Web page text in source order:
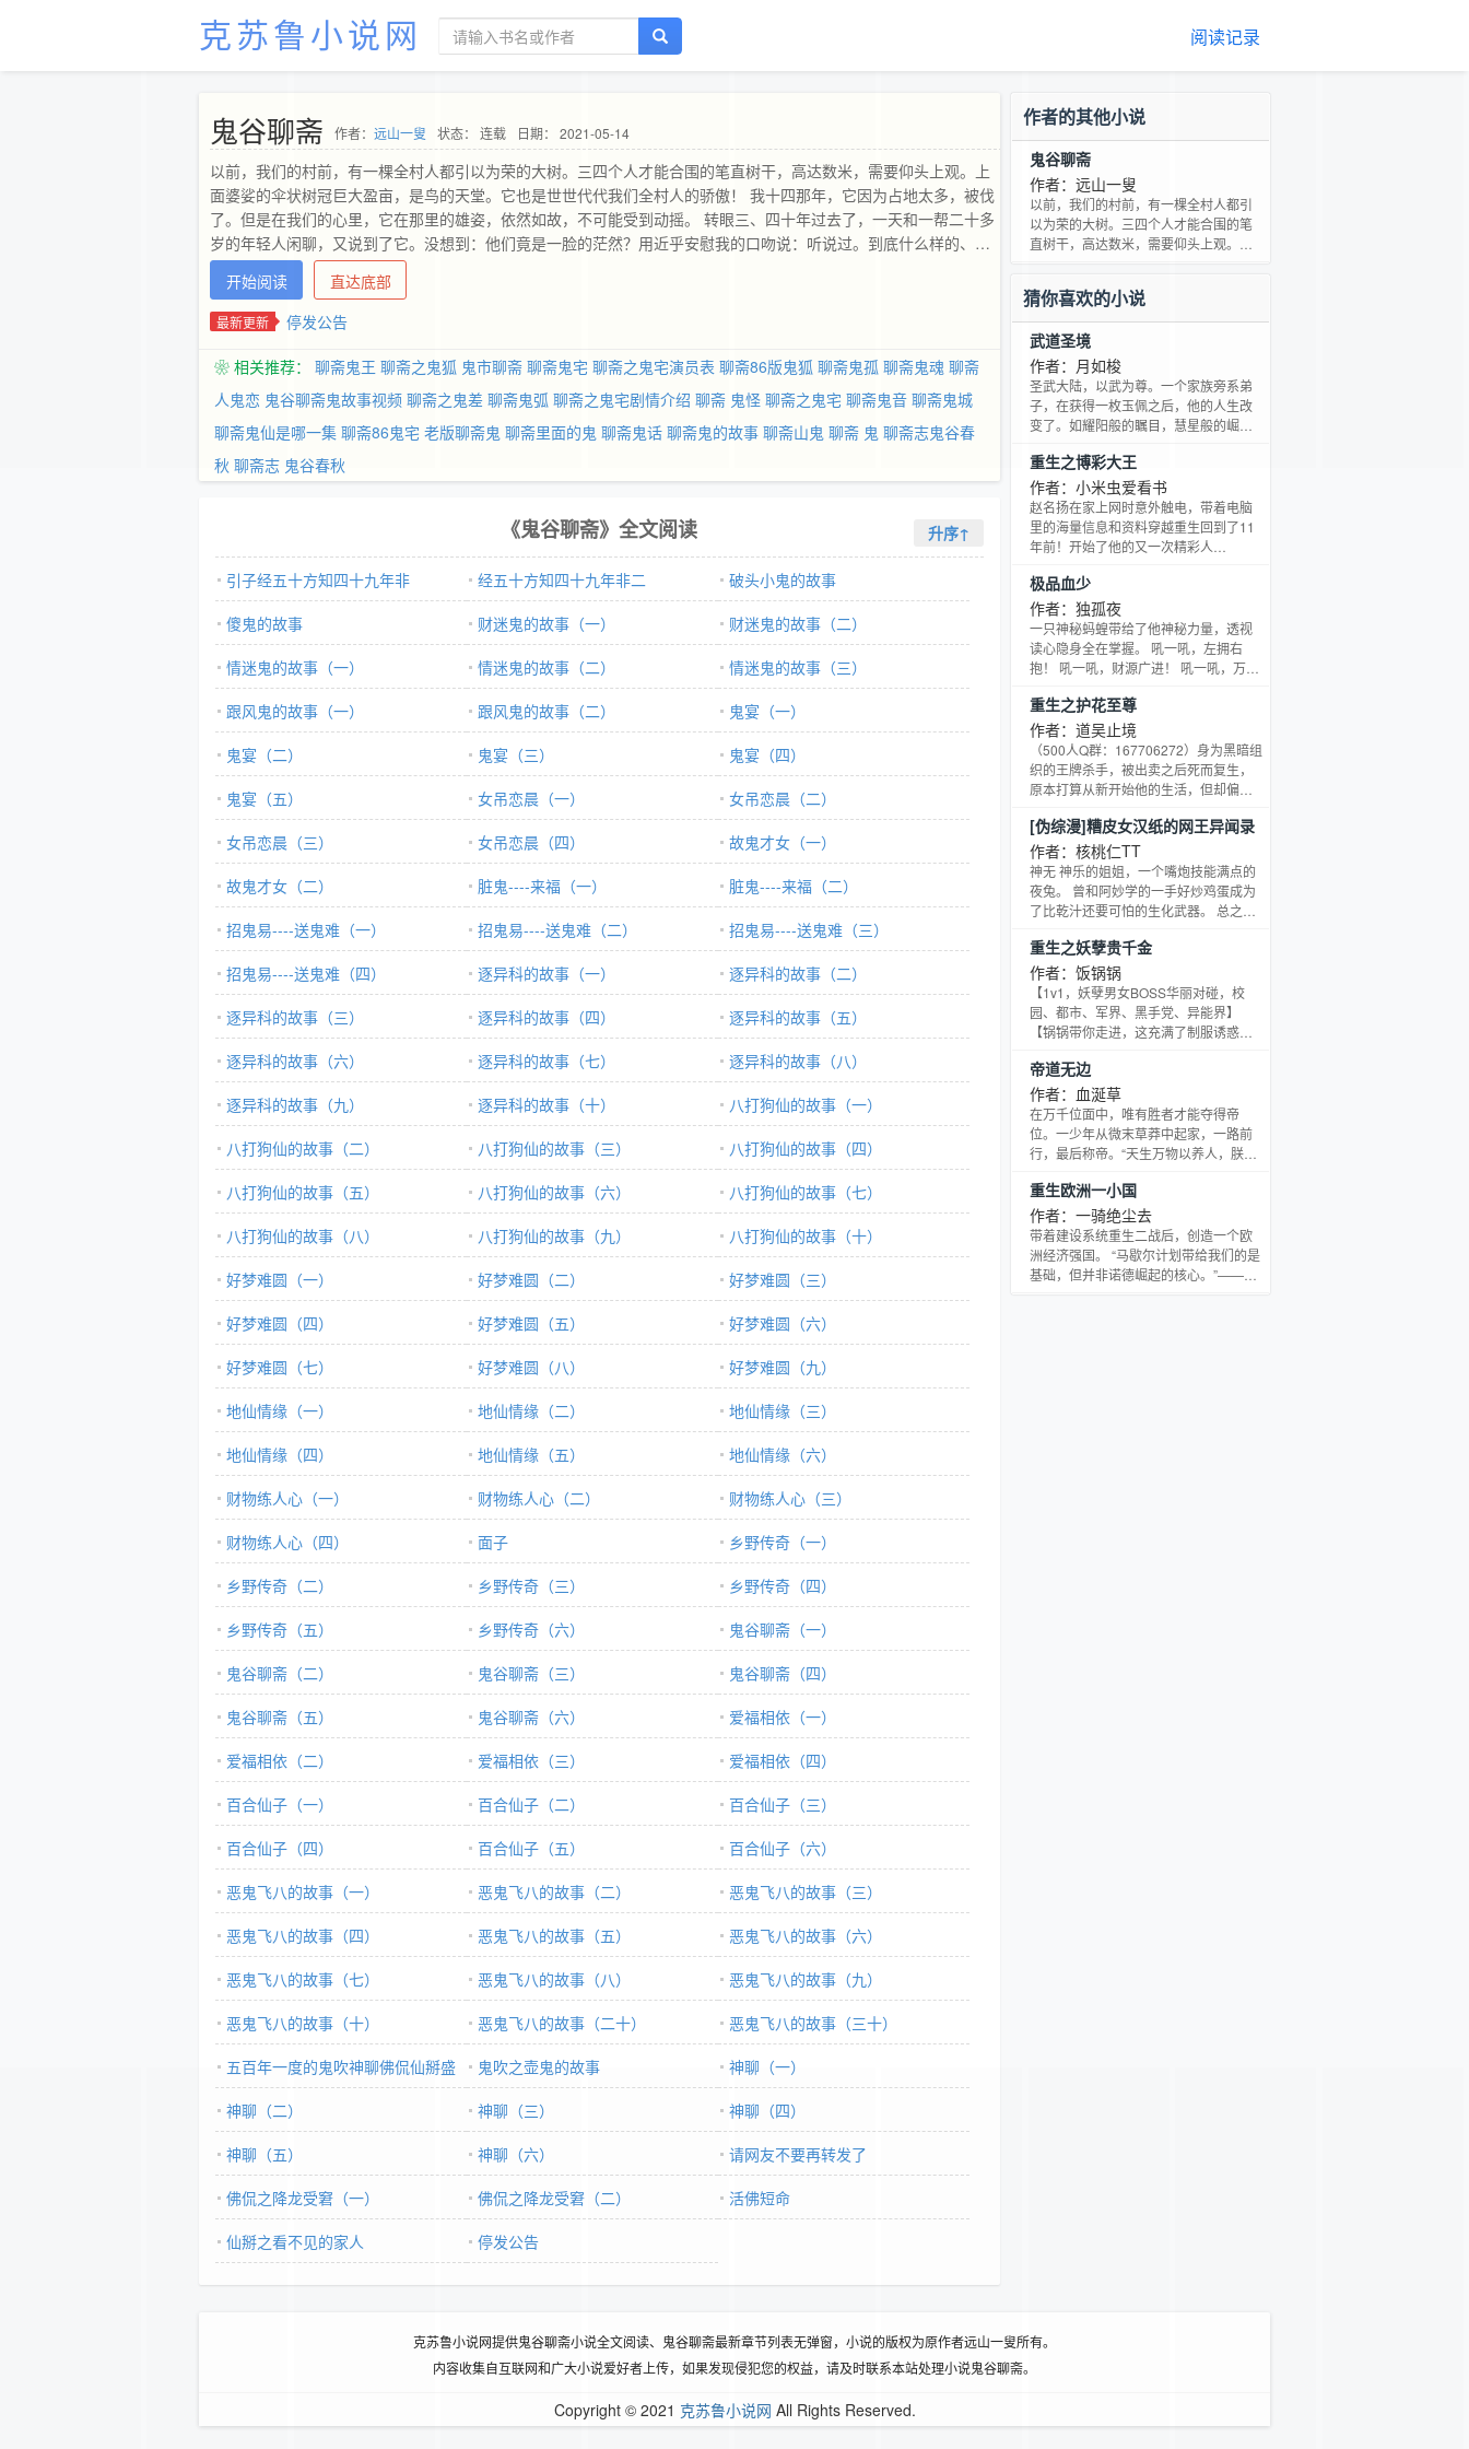
克苏鲁小说网 阅读记录
鬼谷聊斋 作者： 远山一叟 状态： 连载 日期： 2021-05-14
以前，我们的村前，有一棵全村人都引以为荣的大树。三四个人才能合围的笔直树干，高达数米，需要仰头上观。上
面婆娑的伞状树冠巨大盈亩，是鸟的天堂。它也是世世代代我们全村人的骄傲！ 我十四那年，它因为占地太多，被伐
了。但是在我们的心里，它在那里的雄姿，依然如故，不可能受到动摇。 转眼三、四十年过去了，一天和一帮二十多
岁的年轻人闲聊，又说到了它。没想到：他们竟是一脸的茫然？用近乎安慰我的口吻说：听说过。到底什么样的、在
哪里就不知道了。 我心里不由的一动，时间的流逝，美好的东西被带走的真快啊！也许，再过几十年，随着我们这些
亲眼见过它的雄姿，享受过它阴凉的人，全部的离去，在这里顶风傲雪千百的那棵大树，就将完全是传说了。 惋惜之
余，我联想到，我们这样穷乡僻壤里，不识字的先辈们，一代代口口相传的那些，传递文化和思想的民间故事，在如
彻底的忘掉了。 那将是多可惜的事啊，它们毕竟是前人生活的结晶，有许多可以借鉴，提醒我们，让生活过的更好的
东西&gt; 忙里偷闲，记下一点，给有时间，&gt;
开始阅读 直达底部
最新更新 停发公告
❀ 相关推荐： 聊斋鬼王 聊斋之鬼狐 鬼市聊斋 聊斋鬼宅 聊斋之鬼宅演员表 聊斋86版鬼狐 聊斋鬼孤 聊斋鬼魂 聊斋
人鬼恋 鬼谷聊斋鬼故事视频 聊斋之鬼差 聊斋鬼弧 聊斋之鬼宅剧情介绍 聊斋 鬼怪 聊斋之鬼宅 聊斋鬼音 聊斋鬼城
聊斋鬼仙是哪一集 聊斋86鬼宅 老版聊斋鬼 聊斋里面的鬼 聊斋鬼话 聊斋鬼的故事 聊斋山鬼 聊斋 鬼 聊斋志鬼谷春
秋 聊斋志 鬼谷春秋
《鬼谷聊斋》全文阅读 升序↑
引子经五十方知四十九年非 经五十方知四十九年非二
破头小鬼的故事
傻鬼的故事
财迷鬼的故事（一）
财迷鬼的故事（二）
情迷鬼的故事（一）
情迷鬼的故事（二）
情迷鬼的故事（三）
跟风鬼的故事（一）
跟风鬼的故事（二）
鬼宴（一）
鬼宴（二）
鬼宴（三）
鬼宴（四）
鬼宴（五）
女吊恋晨（一）
女吊恋晨（二）
女吊恋晨（三）
女吊恋晨（四）
故鬼才女（一）
故鬼才女（二）
脏鬼----来福（一）
脏鬼----来福（二）
招鬼易----送鬼难（一）
招鬼易----送鬼难（二）
招鬼易----送鬼难（三）
招鬼易----送鬼难（四）
逐异科的故事（一）
逐异科的故事（二）
逐异科的故事（三）
逐异科的故事（四）
逐异科的故事（五）
逐异科的故事（六）
逐异科的故事（七）
逐异科的故事（八）
逐异科的故事（九）
逐异科的故事（十）
八打狗仙的故事（一）
八打狗仙的故事（二）
八打狗仙的故事（三）
八打狗仙的故事（四）
八打狗仙的故事（五）
八打狗仙的故事（六）
八打狗仙的故事（七）
八打狗仙的故事（八）
八打狗仙的故事（九）
八打狗仙的故事（十）
好梦难圆（一）
好梦难圆（二）
好梦难圆（三）
好梦难圆（四）
好梦难圆（五）
好梦难圆（六）
好梦难圆（七）
好梦难圆（八）
好梦难圆（九）
地仙情缘（一）
地仙情缘（二）
地仙情缘（三）
地仙情缘（四）
地仙情缘（五）
地仙情缘（六）
财物练人心（一）
财物练人心（二）
财物练人心（三）
财物练人心（四）
面子
乡野传奇（一）
乡野传奇（二）
乡野传奇（三）
乡野传奇（四）
乡野传奇（五）
乡野传奇（六）
鬼谷聊斋（一）
鬼谷聊斋（二）
鬼谷聊斋（三）
鬼谷聊斋（四）
鬼谷聊斋（五）
鬼谷聊斋（六）
爱福相依（一）
爱福相依（二）
爱福相依（三）
爱福相依（四）
百合仙子（一）
百合仙子（二）
百合仙子（三）
百合仙子（四）
百合仙子（五）
百合仙子（六）
恶鬼飞八的故事（一）
恶鬼飞八的故事（二）
恶鬼飞八的故事（三）
恶鬼飞八的故事（四）
恶鬼飞八的故事（五）
恶鬼飞八的故事（六）
恶鬼飞八的故事（七）
恶鬼飞八的故事（八）
恶鬼飞八的故事（九）
恶鬼飞八的故事（十）
恶鬼飞八的故事（二十）
恶鬼飞八的故事（三十）
五百年一度的鬼吹神聊佛侃仙掰盛
会
鬼吹之壶鬼的故事
神聊（一）
神聊（二）
神聊（三）
神聊（四）
神聊（五）
神聊（六）
请网友不要再转发了
佛侃之降龙受窘（一）
佛侃之降龙受窘（二）
活佛短命
仙掰之看不见的家人
停发公告
作者的其他小说
鬼谷聊斋
作者：远山一叟
以前，我们的村前，有一棵全村人都引
以为荣的大树。三四个人才能合围的笔
直树干，高达数米，需要仰头上观。上
傲！ 我十四那年，它因为占地太多，被
伐了。但是在我们的心里，它在那里的
雄姿，依然如故，不可能受到动摇。 转
眼三、四十年过去了，一天和一帮二十
多岁的年轻人闲聊，又说到了它。没想
到：他们竟是一脸的茫然？用近乎安慰
我的口吻说：听说过。到底
猜你喜欢的小说
武道圣境
作者：月如梭
圣武大陆，以武为尊。一个家族旁系弟
子，在获得一枚玉佩之后，他的人生改
变了。如耀阳般的瞩目，慧星般的崛
获爱情。
重生之博彩大王
作者：小米虫爱看书
赵名扬在家上网时意外触电，带着电脑
里的海量信息和资料穿越重生回到了11
年前！开始了他的又一次精彩人
极品血少
作者：独孤夜
一只神秘蚂蝗带给了他神秘力量，透视
读心隐身全在掌握。 吼一吼，左拥右
抱！ 吼一吼，财源广进！ 吼一吼，万物
伴随永生，他叫做关晨！ 关晨语录：人
人皆道具，处处是舞台 群号：
125289826
重生之护花至尊
作者：道吴止境
（500人Q群：167706272）身为黑暗组
织的王牌杀手，被出卖之后死而复生，
原本打算从新开始他的生活，但却偏偏
婚妻的纠缠，以及小萝莉杀手的追求，
他最终只有接受上天的美意，猎艳物，
纵意花都，然而家族身边隐藏的危机、
昔日的强敌又出现在他面前，他该如何
去面对失去犀利身手之后的一层层阴
三十章看看，真不合适你那纯洁的胃
口，那就在遗弃
[伪综漫]糟皮女汉纸的网王异闻录
作者：核桃仁TT
神无 神乐的姐姐，一个嘴炮技能满点的
夜兔。 曾和阿妙学的一手好炒鸡蛋成为
了比乾汁还要可怕的生化武器。 总之就
史！！！！！。本文又名叫《来自宇宙
的兔子》、《放开那个少年让我来》、
《我的崩坏王子》、《拿什么拯救你我
的脑洞》、《论作死的最高境界》【食
用指南】男主已定～本文欢脱吐槽向，
乱入，时不时会出现神展开！请带好一
级避雷针呦~如若接受不能请点
重生之妖孽贵千金
作者：饭锅锅
【1v1，妖孽男女BOSS华丽对碰，校
园、都市、军界、黑手党、异能界】
【锅锅带你走进，这充满了制服诱惑且
霍安心二十四岁的人生里步步思虑，过
得如履薄冰。 爹不亲、娘不爱、胞弟反
感、未婚夫嫌弃，他们的目光始终在蛇
蝎养女身上。 京城高校举行的船宴上，
被蛇蝎养女陷害，被至亲亲手推入大
王都不收她，投入重生炉，回炉重生再
造！ 再
帝道无边
作者：血涎草
在万千位面中，唯有胜者才能夺得帝
位。一少年从微末草莽中起家，一路前
行，最后称帝。“天生万物以养人，朕以
重生欧洲一小国
作者：一骑绝尘去
带着建设系统重生二战后，创造一个欧
洲经济强国。 “马歇尔计划带给我们的是
基础，但并非诺德崛起的核心。”——诺
克苏鲁小说网提供鬼谷聊斋小说全文阅读、鬼谷聊斋最新章节列表无弹窗，小说的版权为原作者远山一叟所有。
内容收集自互联网和广大小说爱好者上传，如果发现侵犯您的权益，请及时联系本站处理小说鬼谷聊斋。
Copyright © 2021 克苏鲁小说网 All Rights Reserved.